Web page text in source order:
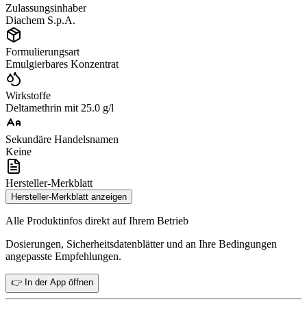
Zulassungsinhaber
Diachem S.p.A.
Formulierungsart
Emulgierbares Konzentrat
Wirkstoffe
Deltamethrin mit 25.0 g/l
Sekundäre Handelsnamen
Keine
Hersteller-Merkblatt
Hersteller-Merkblatt anzeigen
Alle Produktinfos direkt auf Ihrem Betrieb
Dosierungen, Sicherheitsdatenblätter und an Ihre Bedingungen
angepasste Empfehlungen.
👉 In der App öffnen